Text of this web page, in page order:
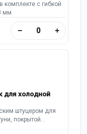
комплекте с гибкой
мм
− +
для холодной
штуцером для